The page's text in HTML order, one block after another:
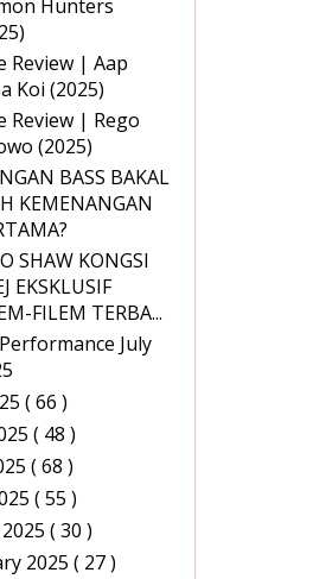
Hunters
Review | Aap
Koi (2025)
Review | Rego
(2025)
BASS BAKAL
KEMENANGAN
SHAW KONGSI
EKSKLUSIF
FILEM TERBA...
July
( 66 )
( 48 )
( 68 )
( 55 )
( 30 )
2025 ( 27 )